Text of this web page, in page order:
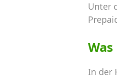
Unter
In der